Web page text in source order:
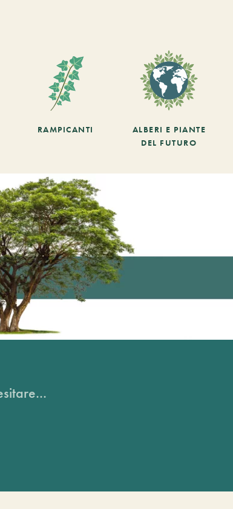
RAMPICANTI
ALBERI E PIANTE
DEL FUTURO